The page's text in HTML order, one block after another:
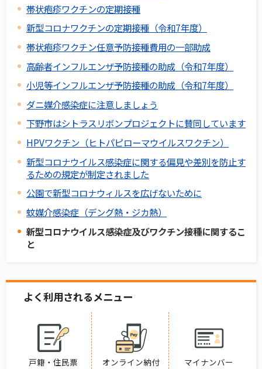
帯状疱疹ワクチンの定期接種
新型コロナワクチンの定期接種（令和7年度）
帯状疱疹ワクチン任意予防接種費用の一部助成
高齢者インフルエンザ予防接種の助成（令和7年度）
小児等インフルエンザ予防接種の助成（令和7年度）
ダニ媒介感染症に注意しましょう
下野市はシトラスリボンプロジェクトに賛同しています
HPVワクチン（ヒトパピローマウイルスワクチン）
新型コロナウイルス感染症に関する偏見や差別を防止す
るための規定が制定されました
公園で新型コロナウィルスを広げないために
蚊媒介感染症（デング熱・ジカ熱）
新型コロナウイルス感染症及びワクチン接種に関するこ
と
よく利用されるメニュー
戸籍・住民票 オンライン納付 マイナンバー